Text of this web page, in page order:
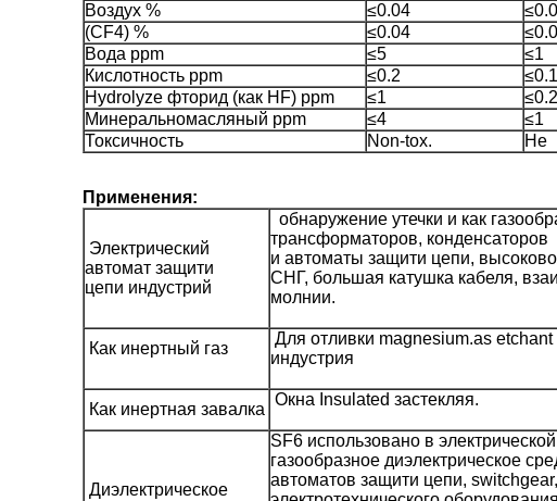
Воздух %
≤0.04
(CF4) %
≤0.04
Вода ppm
≤5
≤1
Кислотность ppm
≤0.2
≤0.1
Hydrolyze фторид (как HF) ppm
≤1
≤0.2
Минеральномасляный ppm
≤4
≤1
Токсичность
Non-tox. Не
Применения:
Электрический
автомат защити
цепи индустрий
обнаружение утечки и как
трансформаторов, конденсаторов
и автоматы защити цепи,
СНГ, большая катушка кабеля,
молнии.
Как инертный газ
Для отливки magnesium.as
индустрия
Как инертная завалка
Окна Insulated застекляя.
Диэлектрическое
SF6 использовано в
газообразное диэлектрическое
автоматов защити цепи,